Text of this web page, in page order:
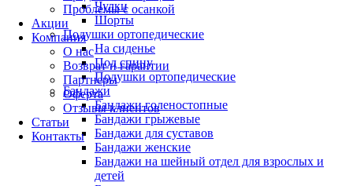
Проблемы с осанкой
Акции
Компания
О нас
Возврат и гарантии
Партнеры
Оферта
Отзывы клиентов
Статьи
Контакты
Чулки
Шорты
Подушки ортопедические
На сиденье
Под спину
Подушки ортопедические
Бандажи
Бандажи голеностопные
Бандажи грыжевые
Бандажи для суставов
Бандажи женские
Бандажи на шейный отдел для взрослых и
детей